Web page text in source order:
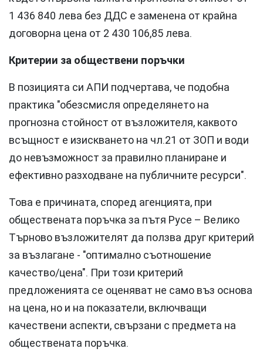
1 436 840 лева без ДДС е заменена от крайна
договорна цена от 2 430 106,85 лева.
Критерии за обществени поръчки
В позицията си АПИ подчертава, че подобна
практика "обезсмисля определянето на
прогнозна стойност от възложителя, каквото
всъщност е изискването на чл.21 от ЗОП и води
до невъзможност за правилно планиране и
ефективно разходване на публичните ресурси".
Това е причината, според агенцията, при
обществената поръчка за пътя Русе – Велико
Търново възложителят да ползва друг критерий
за възлагане - "оптимално съотношение
качество/цена". При този критерий
предложенията се оценяват не само въз основа
на цена, но и на показатели, включващи
качествени аспекти, свързани с предмета на
обществената поръчка.